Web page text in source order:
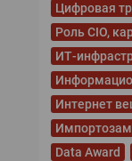
Цифровая
Роль CIO,
ИТ-
Интернет
Data Award